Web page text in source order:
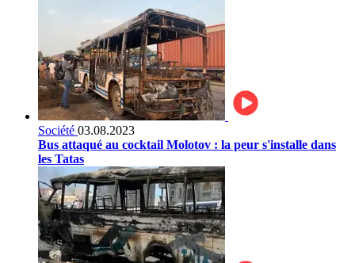
Société 03.08.2023
Bus attaqué au cocktail Molotov : la peur s'installe dans
les Tatas